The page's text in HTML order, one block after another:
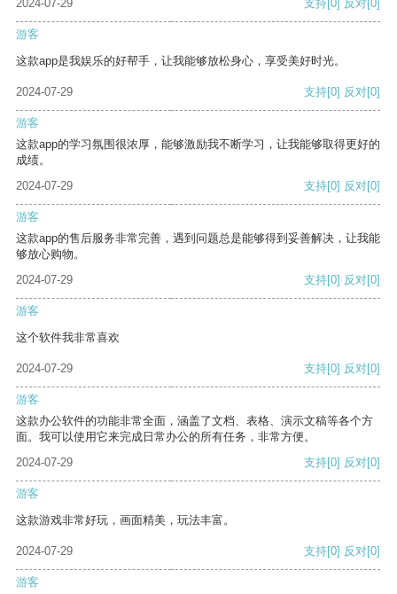
2024-07-29 支持 [0] 反对 [0]
游客
这款app是我娱乐的好帮手，让我能够放松身心，享受美好时光。
2024-07-29 支持[0] 反对[0]
游客
这款app的学习氛围很浓厚，能够激励我不断学习，让我能够取得更好的
成绩。
2024-07-29
支持[0] 反对[0]
游客
这款app的售后服务非常完善，遇到问题总是能够得到妥善解决，让我能
够放心购物。
2024-07-29
支持[0] 反对[0]
游客
这个软件我非常喜欢
2024-07-29 支持[0] 反对[0]
游客
这款办公软件的功能非常全面，涵盖了文档、表格、演示文稿等各个方
面。我可以使用它来完成日常办公的所有任务，非常方便。
2024-07-29
支持[0] 反对[0]
游客
这款游戏非常好玩，画面精美，玩法丰富。
2024-07-29 支持[0] 反对[0]
游客